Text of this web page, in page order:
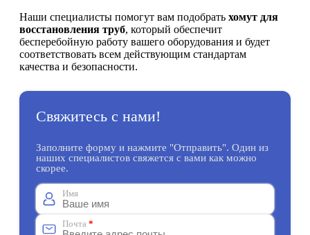
Наши специалисты помогут вам подобрать хомут для
восстановления труб, который обеспечит
бесперебойную работу вашего оборудования и будет
соответствовать всем действующим стандартам
качества и безопасности.
Свяжитесь с нами!
Заполните форму и нажмите "Отправить". Один из
наших специалистов свяжется с вами как можно
скорее.
Имя
Почта *